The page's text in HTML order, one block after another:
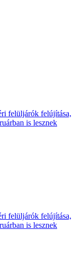
felüljárók felújítása,
is lesznek
felüljárók felújítása,
is lesznek